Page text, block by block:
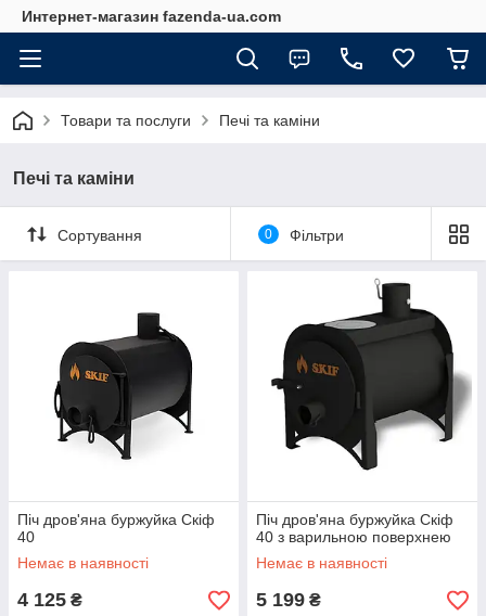
Интернет-магазин fazenda-ua.com
Товари та послуги Печі та каміни
Печі та каміни
Сортування 0 Фільтри
Піч дров'яна буржуйка Скіф
40
Немає в наявності
4 125 ₴
Піч дров'яна буржуйка Скіф
40 з варильною поверхнею
Немає в наявності
5 199 ₴